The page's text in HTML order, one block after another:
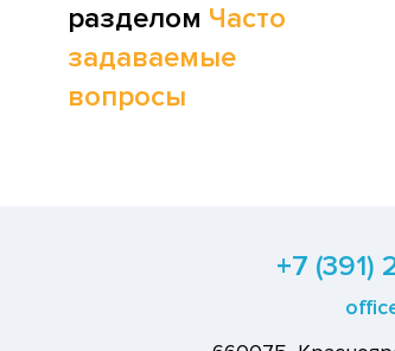
разделом Часто
задаваемые
вопросы
+7 (391)